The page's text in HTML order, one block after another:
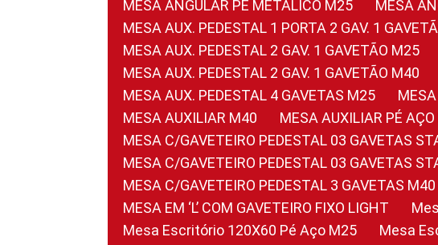
MESA ANGULAR PÉ METÁLICO M25
MESA
MESA AUX. PEDESTAL 1 PORTA 2 GAV. 1
MESA AUX. PEDESTAL 2 GAV. 1 GAVETÃO M25
MESA AUX. PEDESTAL 2 GAV. 1 GAVETÃO M40
MESA AUX. PEDESTAL 4 GAVETAS M25
MESA AUXILIAR M40
MESA AUXILIAR PÉ
MESA C/GAVETEIRO PEDESTAL 03 GAVETAS
MESA C/GAVETEIRO PEDESTAL 03 GAVETAS
MESA C/GAVETEIRO PEDESTAL 3 GAVETAS M40
MESA EM ‘L’ COM GAVETEIRO FIXO LIGHT
Mesa Escritório 120X60 Pé Aço M25
Mesa